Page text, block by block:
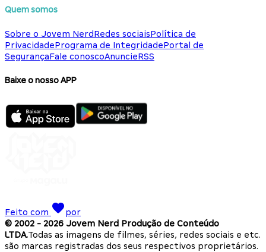
Quem somos
Sobre o Jovem NerdRedes sociaisPolítica de
PrivacidadePrograma de IntegridadePortal de
SegurançaFale conoscoAnuncieRSS
Baixe o nosso APP
Feito com
por
© 2002 - 2026 Jovem Nerd Produção de Conteúdo
LTDA.Todas as imagens de filmes, séries, redes sociais e etc.
são marcas registradas dos seus respectivos proprietários.